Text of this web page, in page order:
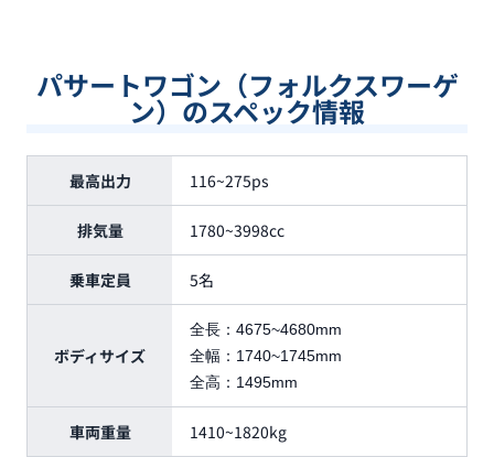
パサートワゴン（フォルクスワーゲ
ン）のスペック情報
最高出力 116~275ps
排気量 1780~3998cc
乗車定員 5名
ボディサイズ
全長： 4675~4680mm
全幅： 1740~1745mm
全高： 1495mm
車両重量 1410~1820kg